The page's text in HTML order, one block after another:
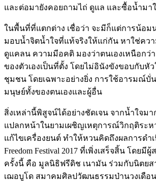
และต่อมายังคอยถามไถ่ ดูแล และซื้อน้ำมา
ในพื้นที่ที่แตกต่าง เชื่อว่า จะมีก็แต่การน้อม
มอบน้ำจิตน้ำใจที่แท้จริงให้แก่กัน หาใช่คว
ดูแคลน ความมีอคติ มองว่าตนเองเหนือกว่
ของตัวเองเป็นที่ตั้ง โดยไม่อินังขังขอบกับหั
ชุมชน โดยเฉพาะอย่างยิ่ง การใช้อารมณ์บั่
มนุษย์ทั้งของตนเองและผู้อื่น
สิ่งเหล่านี้พิสูจน์ได้อย่างชัดเจน จากน้ำใจม
แปลกหน้าในยามเผชิญเหตุการณ์วิกฤติระห
แก้ไขเครื่องยนต์ ทำให้หวนคิดถึงผลการดำ
Freedom Festival 2017 ที่เพิ่งเสร็จสิ้น โดย
ครั้งนี้ คือ มูลนิธิฟรีดิช เนามัน ร่วมกับนิตยสา
เฌอบูโด สมาคมศิลปวัฒนธรรมป่านวงเดือ